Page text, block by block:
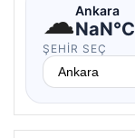
☁Ankara
NaN°C
ŞEHIR SEÇ